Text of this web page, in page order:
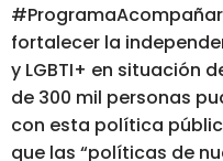
fortalecer la
y LGBTI+ en situación
de 300 mil personas
con esta política
que las “políticas de